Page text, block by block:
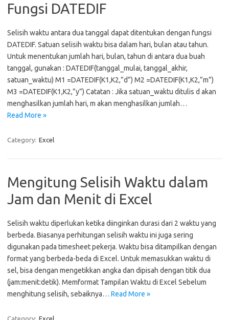
Fungsi DATEDIF
Selisih waktu antara dua tanggal dapat ditentukan dengan fungsi
DATEDIF. Satuan selisih waktu bisa dalam hari, bulan atau tahun.
Untuk menentukan jumlah hari, bulan, tahun di antara dua buah
tanggal, gunakan : DATEDIF(tanggal_mulai, tanggal_akhir,
satuan_waktu) M1 =DATEDIF(K1,K2,”d”) M2 =DATEDIF(K1,K2,”m”)
M3 =DATEDIF(K1,K2,”y”) Catatan : Jika satuan_waktu ditulis d akan
menghasilkan jumlah hari, m akan menghasilkan jumlah…
Read More »
Category: Excel
Mengitung Selisih Waktu dalam
Jam dan Menit di Excel
Selisih waktu diperlukan ketika diinginkan durasi dari 2 waktu yang
berbeda. Biasanya perhitungan selisih waktu ini juga sering
digunakan pada timesheet pekerja. Waktu bisa ditampilkan dengan
format yang berbeda-beda di Excel. Untuk memasukkan waktu di
sel, bisa dengan mengetikkan angka dan dipisah dengan titik dua
(jam:menit:detik). Memformat Tampilan Waktu di Excel Sebelum
menghitung selisih, sebaiknya… Read More »
Category: Excel